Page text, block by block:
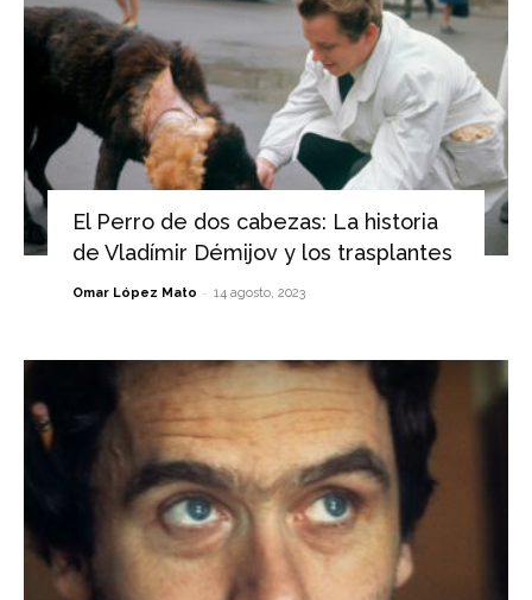
El Perro de dos cabezas: La historia
de Vladímir Démijov y los trasplantes
Omar López Mato - 14 agosto, 2023